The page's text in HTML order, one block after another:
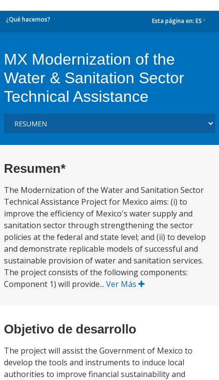
¿Qué hacemos? Esta página en: ES
MX Modernization of the
Water & Sanitation Sector
Technical Assistance
Resumen*
The Modernization of the Water and Sanitation Sector
Technical Assistance Project for Mexico aims: (i) to
improve the efficiency of Mexico's water supply and
sanitation sector through strengthening the sector
policies at the federal and state level; and (ii) to develop
and demonstrate replicable models of successful and
sustainable provision of water and sanitation services.
The project consists of the following components:
Component 1) will provide... Ver Más
Objetivo de desarrollo
The project will assist the Government of Mexico to
develop the tools and instruments to induce local
authorities to improve financial sustainability and